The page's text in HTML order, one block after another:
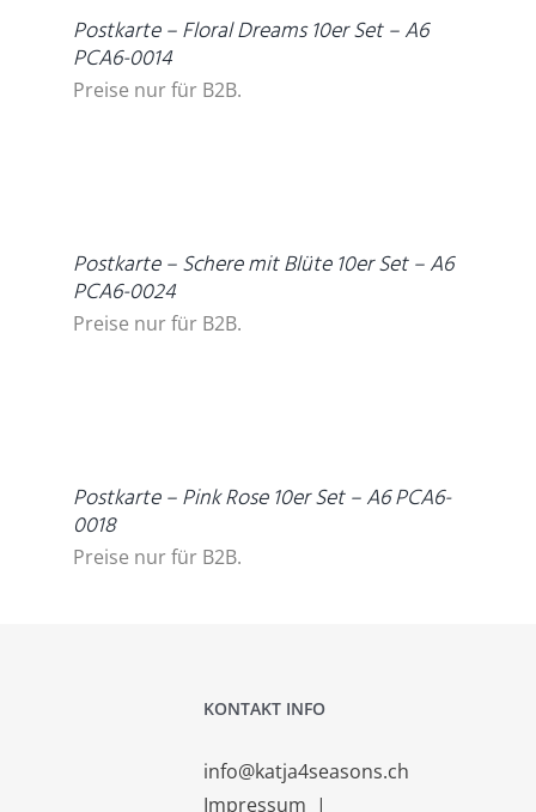
Postkarte – Floral Dreams 10er Set – A6
PCA6-0014
Preise nur für B2B.
Postkarte – Schere mit Blüte 10er Set – A6
PCA6-0024
Preise nur für B2B.
Postkarte – Pink Rose 10er Set – A6 PCA6-
0018
Preise nur für B2B.
KONTAKT INFO
info@katja4seasons.ch
Impressum |